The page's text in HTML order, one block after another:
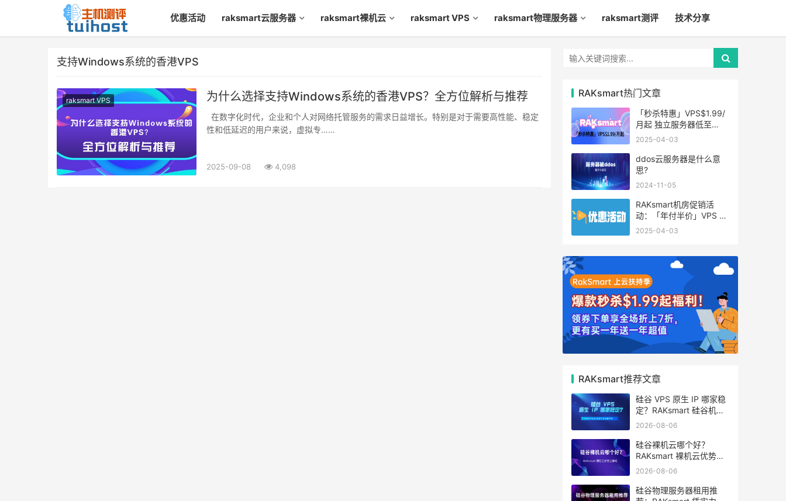
优惠活动 raksmart云服务器 raksmart裸机云 raksmart VPS raksmart物理服务器 raksmart测评 技术分享
支持Windows系统的香港VPS
raksmart VPS 为什么选择支持Windows系统的香港VPS？全方位解析与推荐
在数字化时代，企业和个人对网络托管服务的需求日益增长。特别是对于需要高性能、稳定
性和低延迟的用户来说，虚拟专……
2025-09-08 4,098
RAKsmart热门文章
「秒杀特惠」VPS$1.99/
月起 独立服务器低至
$49/月起
2025-04-03
ddos云服务器是什么意
思?
2024-11-05
RAKsmart机房促销活
动：「年付半价」VPS 云
服务器仅$19.6/年起
2025-04-03
RAKsmart推荐文章
硅谷 VPS 原生 IP 哪家稳
定？RAKsmart 硅谷机房
深度评测
2026-08-06
硅谷裸机云哪个好？
RAKsmart 裸机云优势全
解析
2026-08-06
硅谷物理服务器租用推